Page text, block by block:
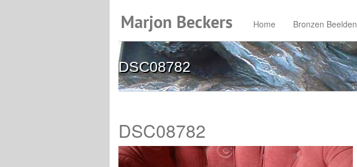
Home Bronzen Beelden
DSC08782
DSC08782